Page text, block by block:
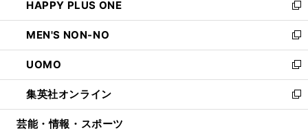
く
で
開
く
ド
ウ
で
開
く
ィ
ン
ド
ウ
で
開
く
い
ウ
ィ
ン
ド
ウ
で
開
HAPPY PLUS ONE
新
し
い
ウ
ィ
ン
ド
ウ
MEN'S NON-NO
新
し
い
ウ
ィ
ン
UOMO
新
し
い
ウ
集英社オンライン
新
し
芸能・情報・スポーツ